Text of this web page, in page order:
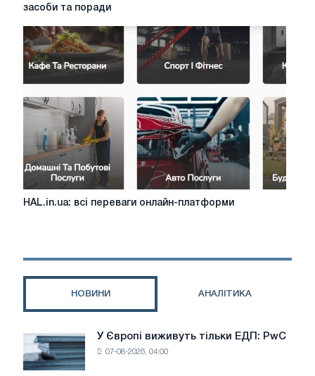
натурального
каменю:
поради
засоби та поради
HAL.in.ua:
платформи
HAL.in.ua: всі переваги онлайн-платформи
НОВИНИ АНАЛІТИКА
Європі
виживуть
У Європі виживуть тільки ЕДП: PwC
07-08-2026, 04:00